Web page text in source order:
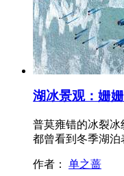
湖冰景观：姗
普莫雍错的冰裂冰
都曾看到冬季湖
作者： 单之蔷